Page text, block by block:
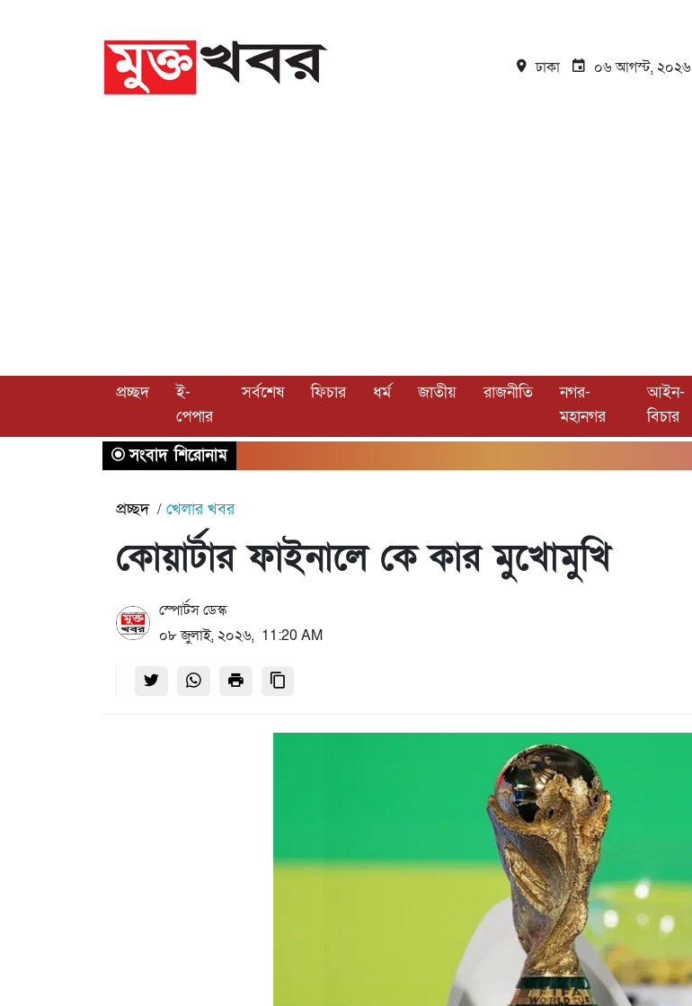
ঢাকা ০৬ আগস্ট, ২০২৬
প্রচ্ছদ
ই-
পেপার
সর্বশেষ ফিচার ধর্ম জাতীয় রাজনীতি
নগর-
মহানগর
আইন-
বিচার
সংবাদ শিরোনাম
প্রচ্ছদ খেলার খবর
কোয়ার্টার ফাইনালে কে কার মুখোমুখি
স্পোর্টস ডেস্ক
০৮ জুলাই, ২০২৬, 11:20 AM